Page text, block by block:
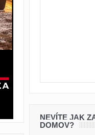
NEVÍTE JAK
DOMOV?